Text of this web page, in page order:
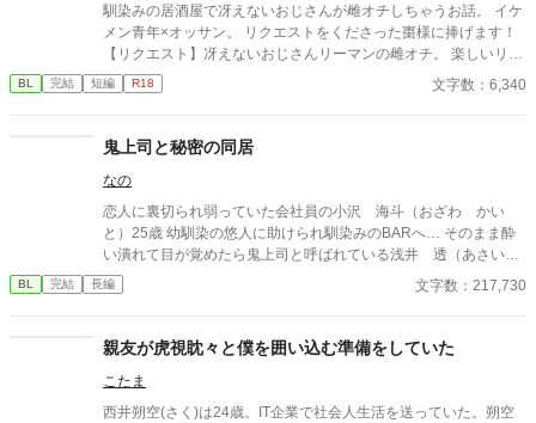
馴染みの居酒屋で冴えないおじさんが雌オチしちゃうお話。 イケ
メン青年×オッサン。 リクエストをくださった棗様に捧げます！
【リクエスト】冴えないおじさんリーマンの雌オチ。 楽しいリク
エストをありがとうございました！ ※ムーンライトノベルズさん
でも公開しております。
BL 完結 短編 R18 文字数：6,340
鬼上司と秘密の同居
なの
恋人に裏切られ弱っていた会社員の小沢 海斗（おざわ かい
と）25歳 幼馴染の悠人に助けられ馴染みのBARへ… そのまま酔
い潰れて目が覚めたら鬼上司と呼ばれている浅井 透（あさい
とおる）32歳の部屋にいた… いったい？…どうして？…こうなっ
た？ 「お前は俺のそばに居ろ。黙って愛されてればいい」 スパダ
きるのか… 性描写には※を付けております。
BL 完結 長編 文字数：217,730
親友が虎視眈々と僕を囲い込む準備をしていた
こたま
西井朔空(さく)は24歳。IT企業で社会人生活を送っていた。朔空